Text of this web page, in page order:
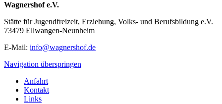
Wagnershof e.V.
Stätte für Jugendfreizeit, Erziehung, Volks- und Berufsbildung e.V.
73479 Ellwangen-Neunheim
E-Mail: info@wagnershof.de
Navigation überspringen
Anfahrt
Kontakt
Links